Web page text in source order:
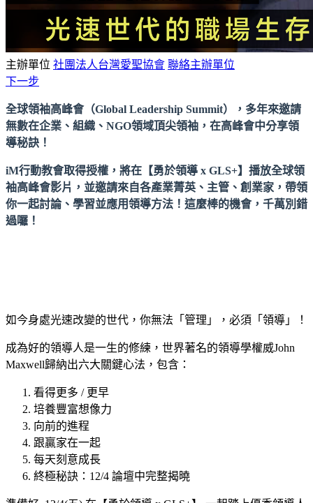
主辦單位 社團法人台灣愛聖協會 聯絡主辦單位
下一步
全球領袖高峰會（Global Leadership Summit），多年來邀請
無數在企業、組織、NGO領域頂尖領袖，在高峰會中分享領
導秘訣！
iM行動教會取得授權，將在【勇於領導 x GLS+】播放全球領
袖高峰會影片，並邀請來自各產業菁英、主管、創業家，帶領
你一起討論、學習並應用領導方法！這麼棒的機會，千萬別錯
過囉！
如今身處光速改變的世代，你無法「管理」，必須「領導」！
成為好的領導人是一生的修練，世界著名的領導學權威John
Maxwell歸納出六大關鍵心法，包含：
看得更多 / 更早
培養豐富想像力
向前的進程
跟贏家在一起
每天刻意成長
終極秘訣：12/4 論壇中完整揭曉